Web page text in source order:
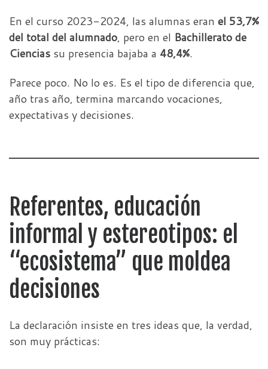
En el curso 2023-2024, las alumnas eran el 53,7%
del total del alumnado, pero en el Bachillerato de
Ciencias su presencia bajaba a 48,4%.
Parece poco. No lo es. Es el tipo de diferencia que,
año tras año, termina marcando vocaciones,
expectativas y decisiones.
Referentes, educación
informal y estereotipos: el
“ecosistema” que moldea
decisiones
La declaración insiste en tres ideas que, la verdad,
son muy prácticas: